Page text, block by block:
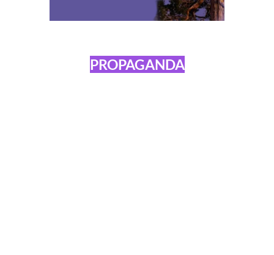
PROPAGANDA